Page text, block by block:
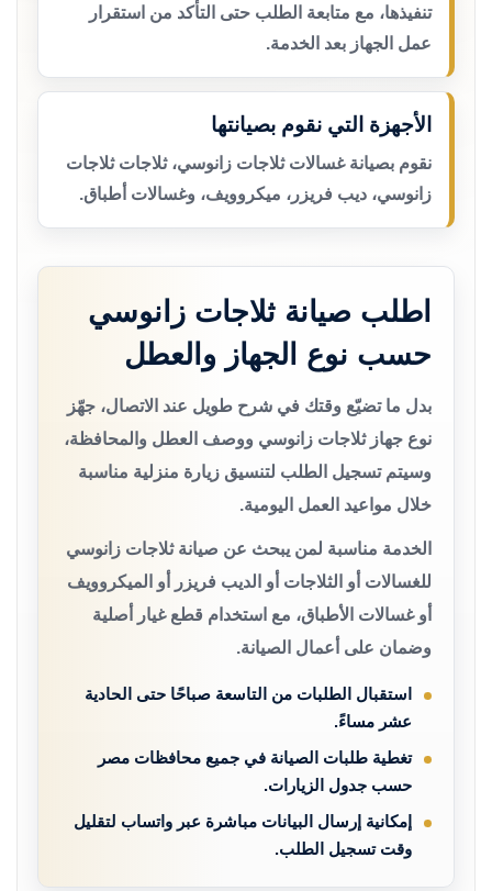
تنفيذها، مع متابعة الطلب حتى التأكد من استقرار
عمل الجهاز بعد الخدمة.
الأجهزة التي نقوم بصيانتها
نقوم بصيانة غسالات ثلاجات زانوسي، ثلاجات ثلاجات
زانوسي، ديب فريزر، ميكروويف، وغسالات أطباق.
اطلب صيانة ثلاجات زانوسي
حسب نوع الجهاز والعطل
بدل ما تضيّع وقتك في شرح طويل عند الاتصال، جهّز
نوع جهاز ثلاجات زانوسي ووصف العطل والمحافظة،
وسيتم تسجيل الطلب لتنسيق زيارة منزلية مناسبة
خلال مواعيد العمل اليومية.
الخدمة مناسبة لمن يبحث عن صيانة ثلاجات زانوسي
للغسالات أو الثلاجات أو الديب فريزر أو الميكروويف
أو غسالات الأطباق، مع استخدام قطع غيار أصلية
وضمان على أعمال الصيانة.
استقبال الطلبات من التاسعة صباحًا حتى الحادية
عشر مساءً.
تغطية طلبات الصيانة في جميع محافظات مصر
حسب جدول الزيارات.
إمكانية إرسال البيانات مباشرة عبر واتساب لتقليل
وقت تسجيل الطلب.